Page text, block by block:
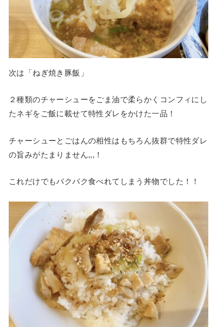
次は「ねぎ焼き豚飯」
２種類のチャーシューをごま油で柔らかくコンフィにし
たネギをご飯に載せて特性ダレをかけた一品！
チャーシューとごはんの相性はもちろん抜群で特性ダレ
の旨みがたまりません,,,！
これだけでもバクバク食べれてしまう丼物でした！！